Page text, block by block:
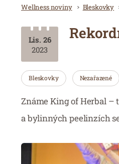
Drobečková
Wellness noviny Bleskovky
Lis. 26
2023
Bleskovky Nezařazené
Známe King of Herbal –
a bylinných peelinzích